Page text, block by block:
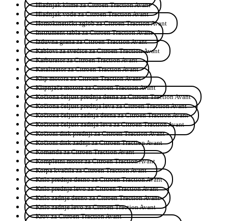
Hladnjak klime za Citroen Traction Avant
Hladnjak vode za Citroen Traction Avant
Homokinetički zglob za Citroen Traction Avant
Instrument tabla za Citroen Traction Avant
Izduvna grana za Citroen Traction Avant
Kablovi za svećice za Citroen Traction Avant
Karburator za Citroen Traction Avant
Katalizator za Citroen Traction Avant
Klip motora za Citroen Traction Avant
Klipnjača motora za Citroen Traction Avant
Kočiona čeljust prednja desna za Citroen Traction Avant
Kočiona čeljust prednja leva za Citroen Traction Avant
Kočiona čeljust zadnja desna za Citroen Traction Avant
Kočiona čeljust zadnja leva za Citroen Traction Avant
Kočioni disk prednji za Citroen Traction Avant
Kočioni disk zadnji za Citroen Traction Avant
Komanda za Citroen Traction Avant
Kompletni motor za Citroen Traction Avant
Korpa kvačila za Citroen Traction Avant
Krilo prednje desno za Citroen Traction Avant
Krilo prednje levo za Citroen Traction Avant
Krilo zadnje desno za Citroen Traction Avant
Krilo zadnje levo za Citroen Traction Avant
Krov za Citroen Traction Avant